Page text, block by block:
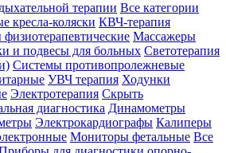
терапии Все категории
кресла-коляски КВЧ-терапия
Массажеры
и подвесы для больных Светотерапия
Системы противопролежневые
УВЧ терапия Ходунки
Электротерапия Скрыть
диагностика Динамометры
Электрокардиографы Калиперы
Мониторы фетальные Все